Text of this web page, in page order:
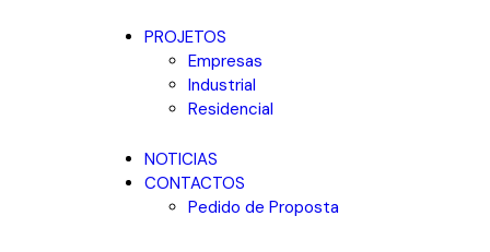
PROJETOS
Empresas
Industrial
Residencial
NOTICIAS
CONTACTOS
Pedido de Proposta